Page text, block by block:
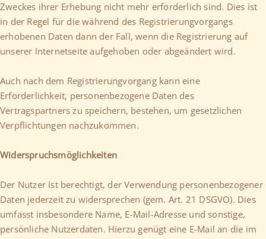
Zweckes ihrer Erhebung nicht mehr erforderlich sind. Dies ist
in der Regel für die während des Registrierungvorgangs
erhobenen Daten dann der Fall, wenn die Registrierung auf
unserer Internetseite aufgehoben oder abgeändert wird.
Auch nach dem Registrierungvorgang kann eine
Erforderlichkeit, personenbezogene Daten des
Vertragspartners zu speichern, bestehen, um gesetzlichen
Verpflichtungen nachzukommen.
Widerspruchsmöglichkeiten
Der Nutzer ist berechtigt, der Verwendung personenbezogener
Daten jederzeit zu widersprechen (gem. Art. 21 DSGVO). Dies
umfasst insbesondere Name, E-Mail-Adresse und sonstige,
persönliche Nutzerdaten. Hierzu genügt eine E-Mail an die im